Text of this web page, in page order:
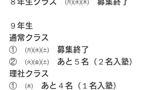
９年生
通常クラス
①　㈪㈬㈯　募集終了
②　㈫㈮㈯　あと５名（２名入塾）
理社クラス
①　㈭　あと４名（１名入塾）